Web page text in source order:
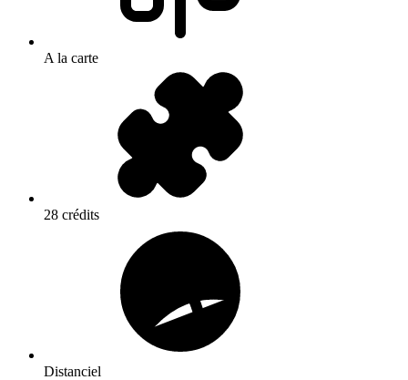
A la carte
28 crédits
Distanciel